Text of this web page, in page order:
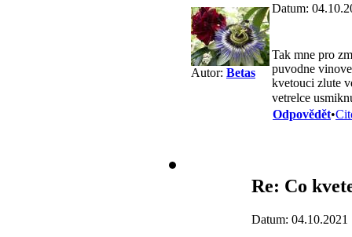
Autor: Betas
Datum:
Tak mne pro
puvodne
kvetouci zlute
vetrelce
Odpovědět•
Re: Co
Datum: 04.10.2021